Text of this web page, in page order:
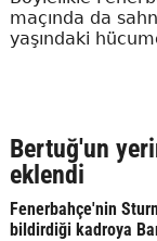
maçında da
yaşındaki
Bertuğ'un
eklendi
Fenerbahçe'nin
bildirdiği kadroya